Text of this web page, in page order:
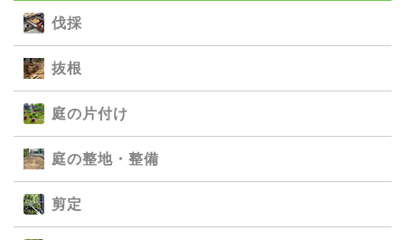
伐採
抜根
庭の⽚付け
庭の整地・整備
剪定